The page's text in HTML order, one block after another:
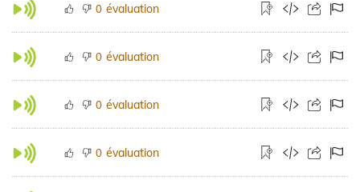
0 évaluation
0 évaluation
0 évaluation
0 évaluation